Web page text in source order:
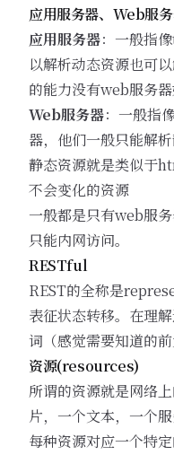
应用服务器、Web服
应用服务器：一般指
以解析动态资源也可
的能力没有web服务器
Web服务器：一般指
器，他们一般只能解析
静态资源就是类似于
不会变化的资源
一般都是只有web服
只能内网访问。
RESTful
REST的全称是
表征状态转移。在理
词（感觉需要知道的前
资源(resources)
所谓的资源就是网络
片，一个文本，一个
每种资源对应一个特